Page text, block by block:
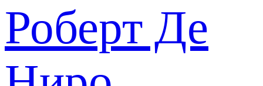
Роберт Де